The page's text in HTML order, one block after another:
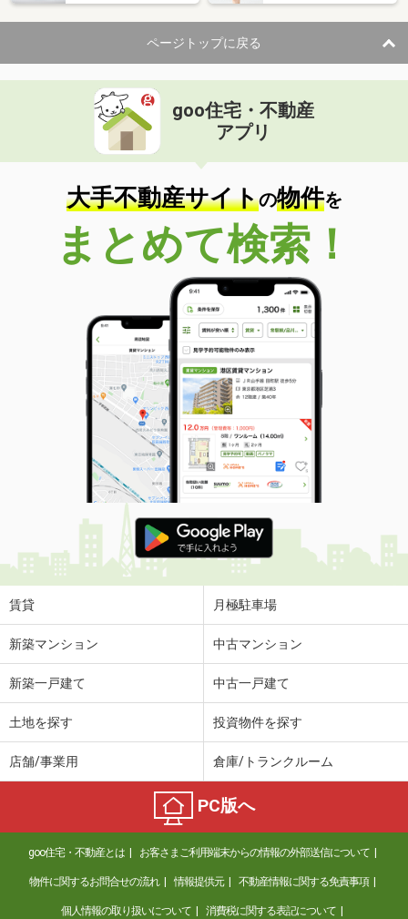
住 所
熊本県熊本市北区楠野町
専有面積 50.01m²
間取り
1LDK
熊本県熊本市中央区京町２丁目
価 格
住 所
熊本県熊本市中央区京町２丁目
専有面積 40m²
間取り
1LDK
熊本県熊本市西区島崎６丁目
価 格
4.85万円
熊本県熊本市西区島崎６丁目
36.14m²
間取り
1K
熊本県熊本市西区春日３丁目
価 格
13万円
住 所
熊本県熊本市西区春日３丁目
専有面積 54.53m²
間取り
1SLDK
熊本県熊本市南区馬渡２丁目
価 格
4.90万円
住 所
熊本県熊本市南区馬渡２丁目
専有面積
熊本県熊本市中央区九品寺３丁目
6.80万円
熊本県熊本市北区兎谷２丁目
7.50万円
住 所
熊本県熊本市北区兎谷２丁目
専有面積 70.67m²
間取り
3LDK
熊本県熊本市南区薄場１丁目
ページトップに戻る
goo住宅・不動産
アプリ
大手不動産サイトの物件を
まとめて検索！
賃貸 月極駐車場
新築マンション 中古マンション
新築一戸建て 中古一戸建て
土地を探す 投資物件を探す
店舗/事業用 倉庫/トランクルーム
PC版へ
goo住宅・不動産とは お客さまご利用端末からの情報の外部送信について
物件に関するお問合せの流れ 情報提供元 不動産情報に関する免責事項
個人情報の取り扱いについて 消費税に関する表記について